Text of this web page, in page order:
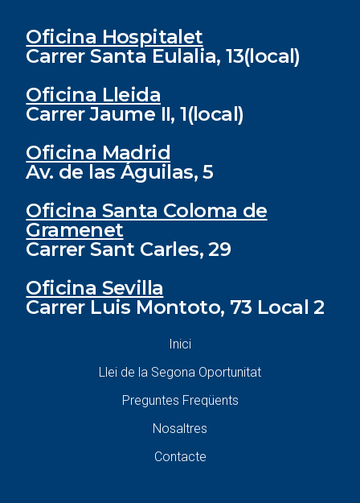
Oficina Hospitalet
Carrer Santa Eulalia, 13(local)
Oficina Lleida
Carrer Jaume II, 1(local)
Oficina Madrid
Av. de las Águilas, 5
Oficina Santa Coloma de
Gramenet
Carrer Sant Carles, 29
Oficina Sevilla
Carrer Luis Montoto, 73 Local 2
Inici
Llei de la Segona Oportunitat
Preguntes Freqüents
Nosaltres
Contacte